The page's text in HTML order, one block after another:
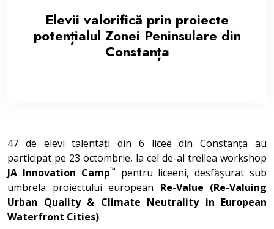
Elevii valorifică prin proiecte
potențialul Zonei Peninsulare din
Constanța
47 de elevi talentați din 6 licee din Constanța au
participat pe 23 octombrie, la cel de-al treilea workshop
JA Innovation Camp™
pentru liceeni, desfășurat sub
umbrela proiectului european Re-Value (Re-Valuing
Urban Quality & Climate Neutrality in European
Waterfront Cities).